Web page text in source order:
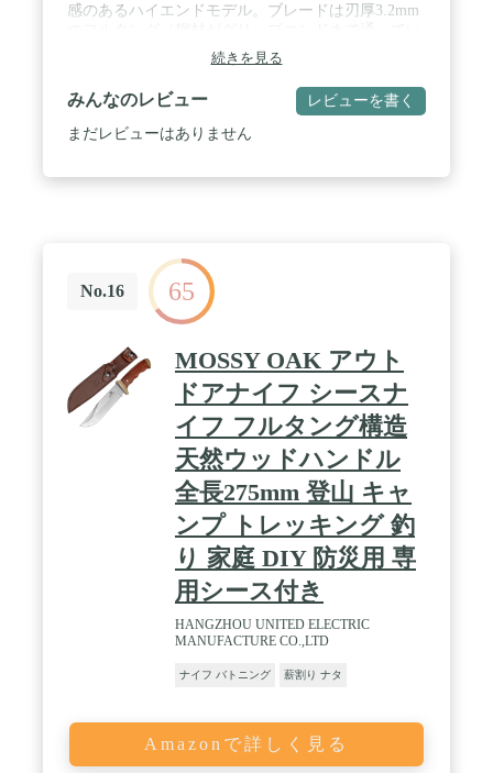
感のあるハイエンドモデル。ブレードは刃厚3.2mm
る）と構造になっており、非常に耐久性が高いモデ
ルとなっています。また、高品質のステンレススチ
ール製のブレードはスウェーデン Alleima(旧
Sandvik)製のステンレス鋼を採用。近年では、ステ
ンレス製品のほとんどがリサイクル合金を使用し、
【「バトニング」から「着火」まで】 厚みのあるブ
レードで、バトニング（ナイフで薪を割る技術）や
チョッピング（ナイフを木に叩きつけて切り込みを
入れる技術）に威力を発揮するほか、グリップエン
ド側から叩き込めば、太い枝や丸太の切断なども可
能です。スカンジナビアングラインドに形成された
刃は木を削るのに適しており、ガーバーグ本体の重
量を利用しながらあまり力を入れずにフェザーステ
ィックなどを作る事が出来ます。また、ブレードの
スパイン(背)とグリップエンドに出ている金属部分
はエッジ加工してあるので、ファイヤースターター
での着火が可能です。(バトニング→フェザーリン
グ→着火)までをこの1本でこなす事のできるモデル
となっています。 ※調理で使用することに問題はあ
りませんが、ブレードが厚いモデルですので、スラ
イスのような繊細な作業は難しくなります。食材に
刃を入れると、切るものによってぱっくりと割れる
場合があります。 / 【経年変化を楽しめる、耐久性
のあるレザーシース】 ベルトループの付属した厚み
のあるレザーシースは、耐久性も兼ね備えたタフな
高級感のあるブラックレザー仕様になっています。
めます。シース内部には少し余裕があるので、モー
ラナイフの「ファイヤースターター」を同梱して持
ち歩くのもおすすめです。傷なんて気にせずに、ガ
続きを見る
みんなのレビュー レビューを書く
まだレビューはありません
No.16 65
MOSSY OAK アウト
ドアナイフ シースナ
イフ フルタング構造
天然ウッドハンドル
全長275mm 登山 キャ
ンプ トレッキング 釣
り 家庭 DIY 防災用 専
用シース付き
HANGZHOU UNITED ELECTRIC
MANUFACTURE CO.,LTD
ナイフ バトニング 薪割り ナタ
Amazonで詳しく見る